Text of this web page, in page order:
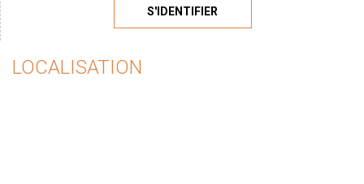
S'IDENTIFIER
LOCALISATION